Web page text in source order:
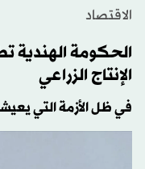
الاقتصاد
الحكومة الهندية
الإنتاج الزراعي
في ظل الأزمة التي